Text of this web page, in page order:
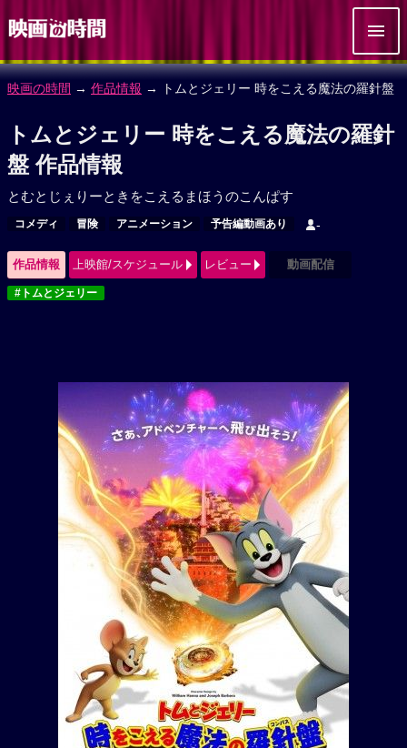
映画の時間 → 作品情報 → トムとジェリー 時をこえる魔法の羅針盤
トムとジェリー 時をこえる魔法の羅針
盤 作品情報
とむとじぇりーときをこえるまほうのこんぱす
コメディ 冒険 アニメーション 予告編動画あり -
作品情報 上映館/スケジュール レビュー 動画配信
#トムとジェリー